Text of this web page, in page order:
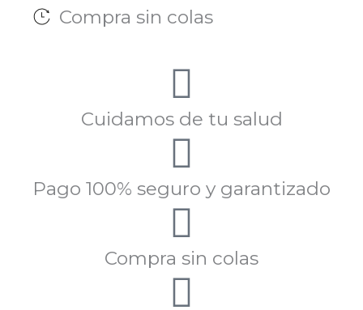
Compra sin colas
Cuidamos de tu salud
Pago 100% seguro y garantizado
Compra sin colas